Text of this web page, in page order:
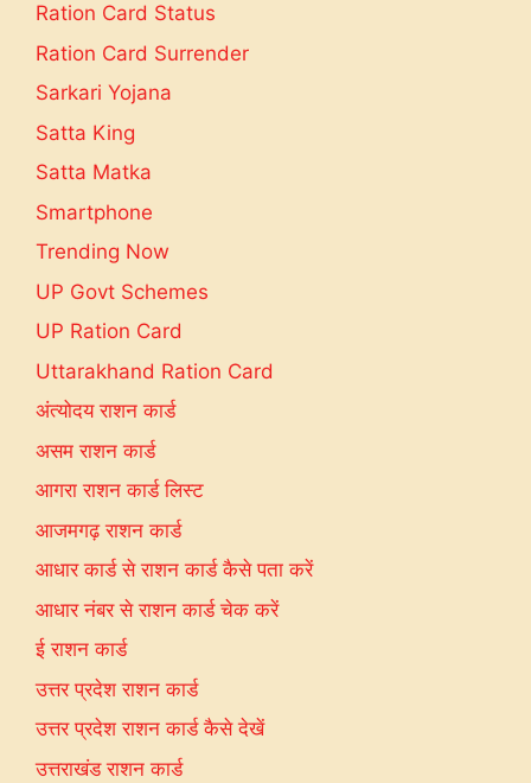
Ration Card Status
Ration Card Surrender
Sarkari Yojana
Satta King
Satta Matka
Smartphone
Trending Now
UP Govt Schemes
UP Ration Card
Uttarakhand Ration Card
अंत्योदय राशन कार्ड
असम राशन कार्ड
आगरा राशन कार्ड लिस्ट
आजमगढ़ राशन कार्ड
आधार कार्ड से राशन कार्ड कैसे पता करें
आधार नंबर से राशन कार्ड चेक करें
ई राशन कार्ड
उत्तर प्रदेश राशन कार्ड
उत्तर प्रदेश राशन कार्ड कैसे देखें
उत्तराखंड राशन कार्ड